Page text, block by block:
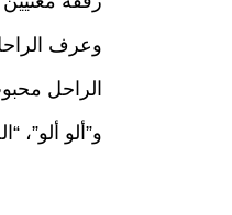
وعرف
الراحل
و”ألو ألو”،